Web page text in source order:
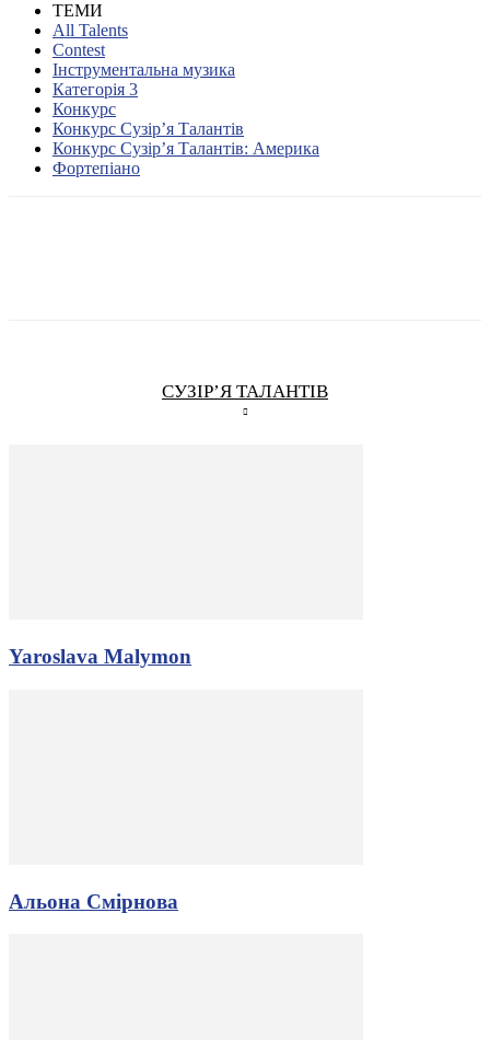
ТЕМИ
All Talents
Contest
Інструментальна музика
Категорія 3
Конкурс
Конкурс Сузір’я Талантів
Конкурс Сузір’я Талантів: Америка
Фортепіано
СУЗІР’Я ТАЛАНТІВ
Yaroslava Malymon
Альона Смірнова